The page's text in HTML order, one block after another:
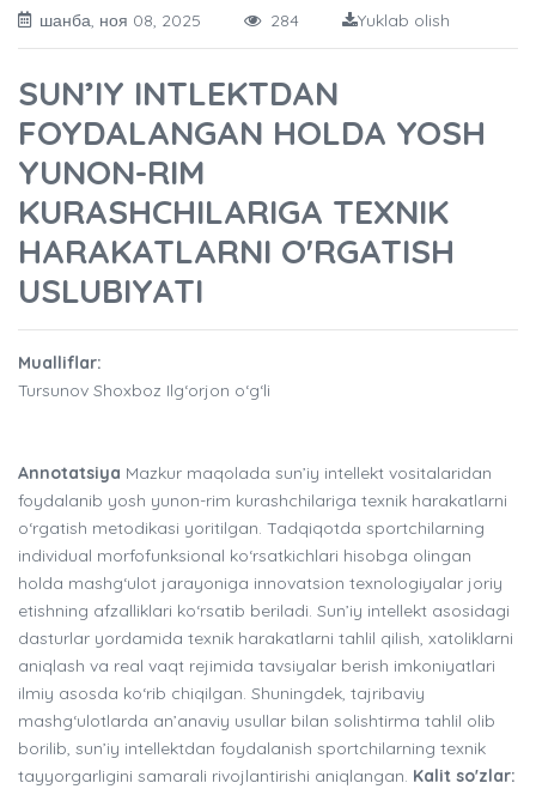
шанба, ноя 08, 2025 284 Yuklab olish
SUN’IY INTLEKTDAN
FOYDALANGAN HOLDA YOSH
YUNON-RIM
KURASHCHILARIGA TEXNIK
HARAKATLARNI O'RGATISH
USLUBIYATI
Mualliflar:
Tursunov Shoxboz Ilg‘orjon o‘g‘li
Annotatsiya Mazkur maqolada sun’iy intellekt vositalaridan
foydalanib yosh yunon-rim kurashchilariga texnik harakatlarni
o‘rgatish metodikasi yoritilgan. Tadqiqotda sportchilarning
individual morfofunksional ko‘rsatkichlari hisobga olingan
holda mashg‘ulot jarayoniga innovatsion texnologiyalar joriy
etishning afzalliklari ko‘rsatib beriladi. Sun’iy intellekt asosidagi
dasturlar yordamida texnik harakatlarni tahlil qilish, xatoliklarni
aniqlash va real vaqt rejimida tavsiyalar berish imkoniyatlari
ilmiy asosda ko‘rib chiqilgan. Shuningdek, tajribaviy
mashg‘ulotlarda an’anaviy usullar bilan solishtirma tahlil olib
borilib, sun’iy intellektdan foydalanish sportchilarning texnik
tayyorgarligini samarali rivojlantirishi aniqlangan. Kalit so'zlar: